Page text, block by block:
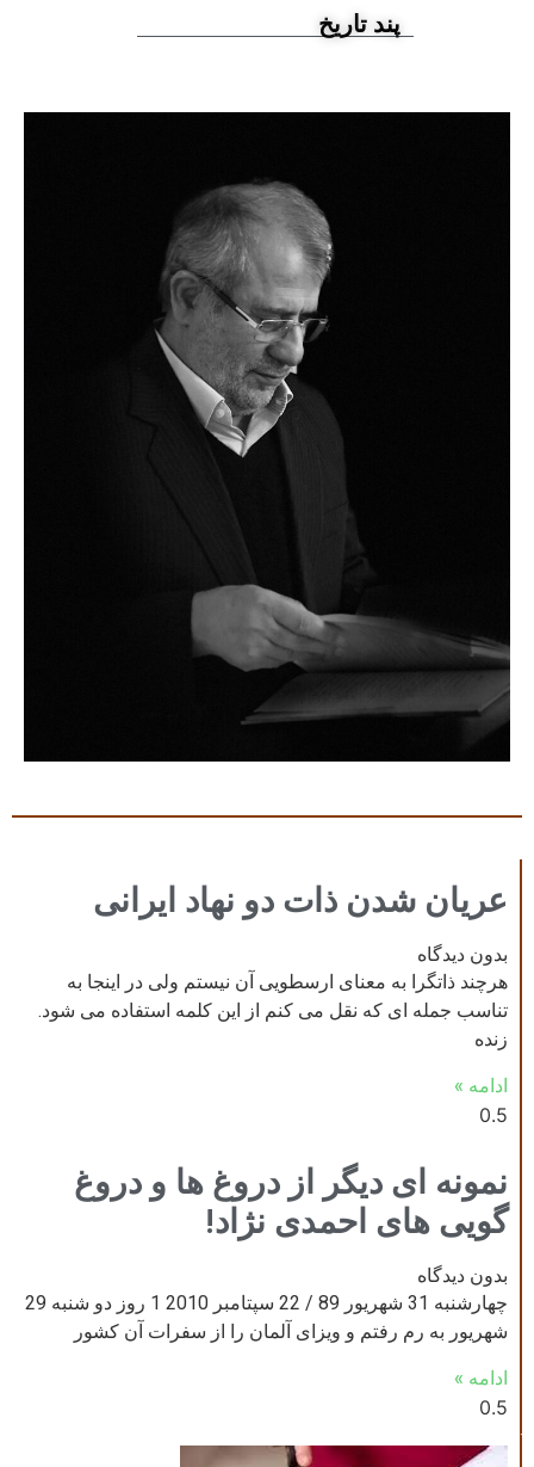
پند تاریخ
عریان شدن ذات دو نهاد ایرانی
بدون دیدگاه
هرچند ذاتگرا به معنای ارسطویی آن نیستم ولی در اینجا به
تناسب جمله ای که نقل می کنم از این کلمه استفاده می شود.
زنده
ادامه »
نمونه ای دیگر از دروغ ها و دروغ
گویی های احمدی نژاد!
بدون دیدگاه
چهارشنبه 31 شهریور 89 / 22 سپتامبر 2010 1 روز دو شنبه 29
شهریور به رم رفتم و ویزای آلمان را از سفرات آن کشور
ادامه »